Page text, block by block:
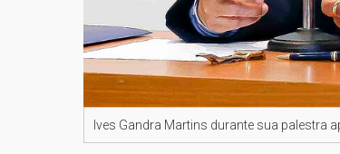
Ives Gandra Martins durante sua palestra